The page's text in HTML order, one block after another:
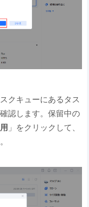
クキューにあるタス
認します。保留中の
」をクリックして、